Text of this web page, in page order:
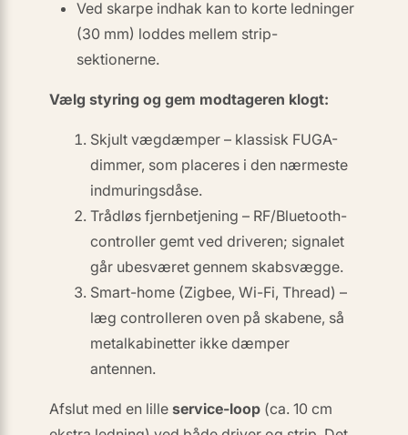
Ved skarpe indhak kan to korte ledninger
(30 mm) loddes mellem strip-
sektionerne.
Vælg styring og gem modtageren klogt:
Skjult vægdæmper – klassisk FUGA-
dimmer, som placeres i den nærmeste
indmuringsdåse.
Trådløs fjernbetjening – RF/Bluetooth-
controller gemt ved driveren; signalet
går ubesværet gennem skabsvægge.
Smart-home (Zigbee, Wi-Fi, Thread) –
læg controlleren oven på skabene, så
metalkabinetter ikke dæmper
antennen.
Afslut med en lilleservice-loop (ca. 10 cm